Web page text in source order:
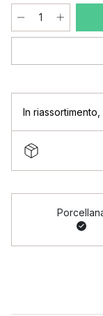
In riassortimento